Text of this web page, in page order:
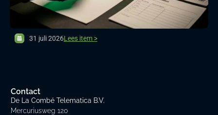
31 juli 2026Lees item >
Contact
De La Combé Telematica B.V.
Mercuriusweg 120